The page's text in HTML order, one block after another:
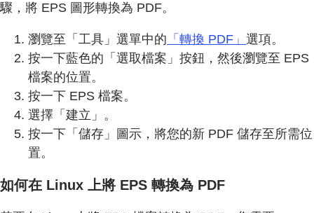
驟，將 EPS 圖形轉換為 PDF。
瀏覽至「工具」選單中的 「轉換 PDF」 選項。
按一下藍色的「選取檔案」按鈕，然後瀏覽至 EPS
檔案的位置。
按一下 EPS 檔案。
選擇「建立」。
按一下「儲存」圖示，將您的新 PDF 儲存至所需位
置。
如何在 Linux 上將 EPS 轉換為 PDF